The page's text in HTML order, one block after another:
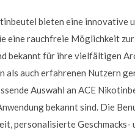
bieten eine innovative
eine rauchfreie Möglichkeit
bekannt für ihre vielfältigen
als auch erfahrenen Nutzern
Auswahl an ACE
bekannt sind. Die
personalisierte Geschmacks-